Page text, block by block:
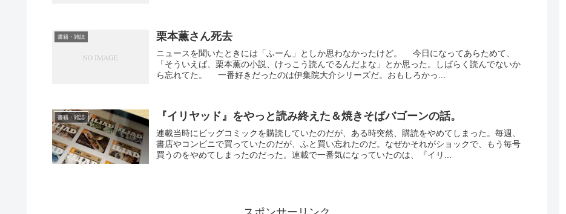
書籍・雑誌 栗本薫さん死去
ニュースを聞いたときには「ふーん」としか思わなかったけど。 今日になってあらためて、
「そういえば、栗本薫の小説、けっこう読んでるんだよな」とか思った。しばらく読んでないか
ら忘れてた。 一番好きだったのは伊集院大介シリーズだ。おもしろかっ...
書籍・雑誌 『イリヤッド』をやっと読み終えた＆焼きそばバゴーンの話。
連載当時にビッグコミックを購読していたのだが、ある時突然、購読をやめてしまった。毎週、
書店やコンビニで買っていたのだが、ふと買い忘れたのだ。なぜかそれがショックで、もう毎号
買うのをやめてしまったのだった。連載で一番気になっていたのは、『イリ...